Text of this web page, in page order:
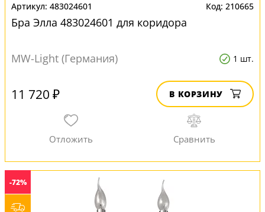
483024601 210665
Бра Элла 483024601 для коридора
MW-Light (Германия) 1 шт.
11 720 ₽ В КОРЗИНУ
-72%